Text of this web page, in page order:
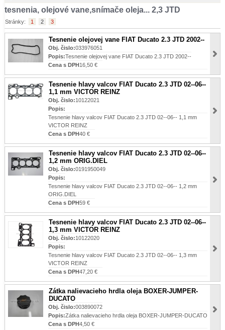
tesnenia, olejové vane,snímače oleja... 2,3 JTD
Stránky: 1 2 3
Tesnenie olejovej vane FIAT Ducato 2.3 JTD 2002--
Obj. čislo:033976051
Popis:Tesnenie olejovej vane FIAT Ducato 2.3 JTD 2002--
Cena s DPH16,50 €
Tesnenie hlavy valcov FIAT Ducato 2.3 JTD 02--06--
1,1 mm VICTOR REINZ
Obj. čislo:10122021
Popis:
Tesnenie hlavy valcov FIAT Ducato 2.3 JTD 02--06-- 1,1 mm
VICTOR REINZ
Cena s DPH40 €
Tesnenie hlavy valcov FIAT Ducato 2.3 JTD 02--06--
1,2 mm ORIG.DIEL
Obj. čislo:0191950049
Popis:
Tesnenie hlavy valcov FIAT Ducato 2.3 JTD 02--06-- 1,2 mm
ORIG.DIEL
Cena s DPH59 €
Tesnenie hlavy valcov FIAT Ducato 2.3 JTD 02--06--
1,3 mm VICTOR REINZ
Obj. čislo:10122020
Popis:
Tesnenie hlavy valcov FIAT Ducato 2.3 JTD 02--06-- 1,3 mm
VICTOR REINZ
Cena s DPH47,20 €
Zátka nalievacieho hrdla oleja BOXER-JUMPER-
DUCATO
Obj. čislo:003890072
Popis:Zátka nalievacieho hrdla oleja BOXER-JUMPER-DUCATO
Cena s DPH4,50 €